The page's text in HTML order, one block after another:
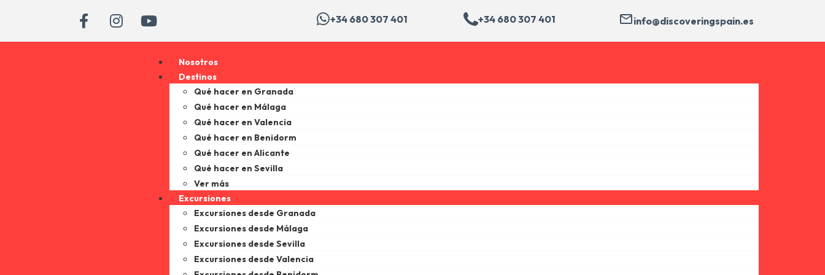
+34 680 307 401 +34 680 307 401 info@discoveringspain.es
Nosotros
Destinos
Qué hacer en Granada
Qué hacer en Málaga
Qué hacer en Valencia
Qué hacer en Benidorm
Qué hacer en Alicante
Qué hacer en Sevilla
Ver más
Excursiones
Excursiones desde Granada
Excursiones desde Málaga
Excursiones desde Sevilla
Excursiones desde Valencia